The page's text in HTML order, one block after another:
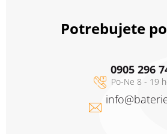
Potrebujete
info@
0905 296